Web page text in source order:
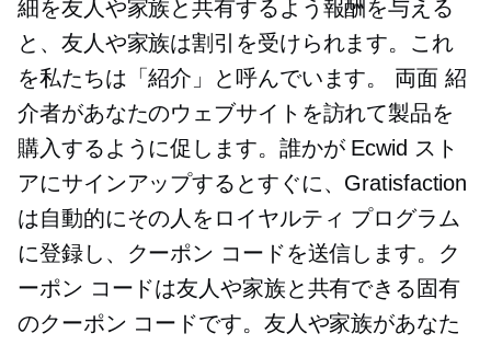
細を友人や家族と共有するよう報酬を与える
と、友人や家族は割引を受けられます。これ
を私たちは「紹介」と呼んでいます。 両面 紹
介者があなたのウェブサイトを訪れて製品を
購入するように促します。誰かが Ecwid スト
アにサインアップするとすぐに、Gratisfaction
は自動的にその人をロイヤルティ プログラム
に登録し、クーポン コードを送信します。ク
ーポン コードは友人や家族と共有できる固有
のクーポン コードです。友人や家族があなた